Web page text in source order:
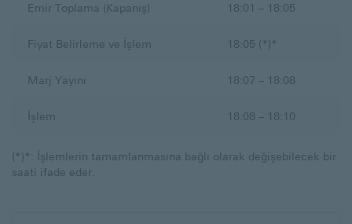
Emir Toplama (Kapanış) 18:01 – 18:05
Fiyat Belirleme ve İşlem 18:05 (*)*
Marj Yayını 18:07 – 18:08
İşlem 18:08 – 18:10
(*)*: İşlemlerin tamamlanmasına bağlı olarak değişebilecek bir
saati ifade eder.